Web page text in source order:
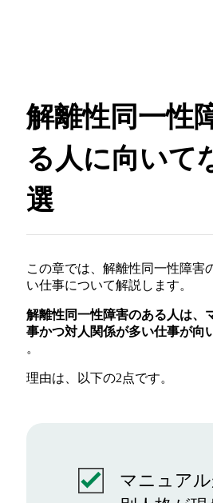
解離性同一性
る人に向いて
選
この章では、解離性同一性障害
い仕事について解説します。
解離性同一性障害のある人は、
事かつ対人関係が多い仕事が向
。
理由は、以下の2点です。
マニュアル